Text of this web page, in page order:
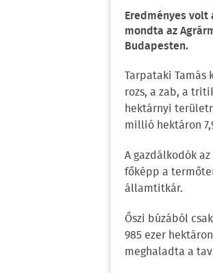
Eredményes
mondta az
Budapesten.
Tarpataki Tamás
rozs, a zab, a
hektárnyi
millió hektáron
A gazdálkodók
főképp a
államtitkár.
Őszi búzából
985 ezer
meghaladta a